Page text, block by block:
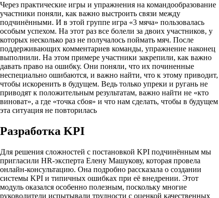
Через практические игры и упражнения на командообразование
участники поняли, как важно выстроить связи между
подчинёнными. И в этой группе игра «3 мяча» пользовалась
особым успехом. На этот раз все болели за двоих участников, у
которых несколько раз не получалось поймать мяч. После
поддерживающих комментариев команды, упражнение наконец
выполнили. На этом примере участники закрепили, как важно
давать право на ошибку. Они поняли, что их починенные
неспециально ошибаются, и важно найти, что к этому приводит,
чтобы искоренить в будущем. Ведь только упреки и ругань не
приводят к положительным результатам, важно найти не «кто
виноват», а где «точка сбоя» и что нам сделать, чтобы в будущем
эта ситуация не повторилась
Разработка KPI
Для решения сложностей с постановкой KPI подчинённым мы
пригласили HR-эксперта Елену Машукову, которая провела
онлайн-консультацию. Она подробно рассказала о создании
системы KPI и типичных ошибках при её внедрении. Этот
модуль оказался особенно полезным, поскольку многие
руководители испытывали трудности с оценкой качественных